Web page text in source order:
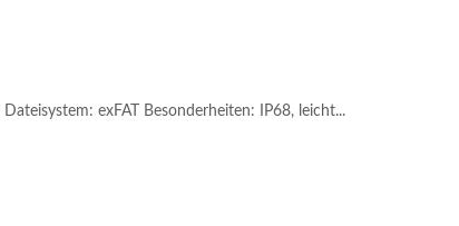
exFAT Besonderheiten: IP68, leicht...